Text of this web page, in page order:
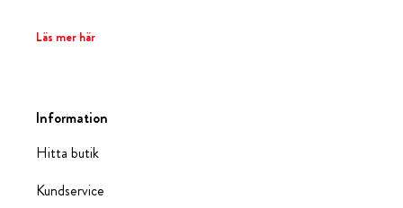
Läs mer här
Information
Hitta butik
Kundservice